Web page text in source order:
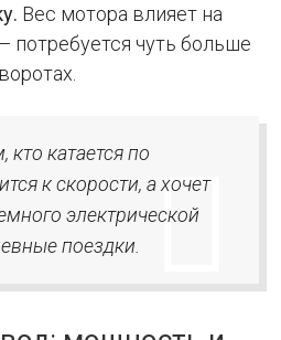
Вес мотора влияет на
потребуется чуть больше
кто катается по
к скорости, а хочет
электрической
поездки.